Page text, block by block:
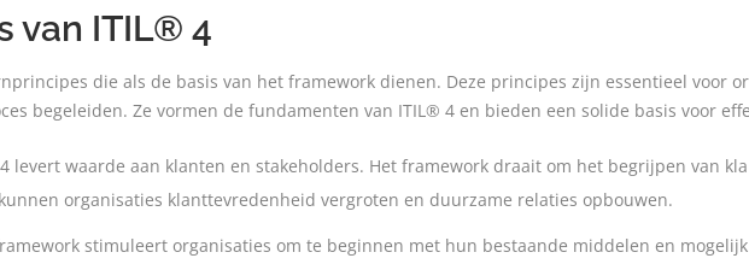
van ITIL® 4
die als de basis van het framework dienen. Deze principes zijn essentieel voor
begeleiden. Ze vormen de fundamenten van ITIL® 4 en bieden een solide basis voor
levert waarde aan klanten en stakeholders. Het framework draait om het begrijpen van
organisaties klanttevredenheid vergroten en duurzame relaties opbouwen.
stimuleert organisaties om te beginnen met hun bestaande middelen en